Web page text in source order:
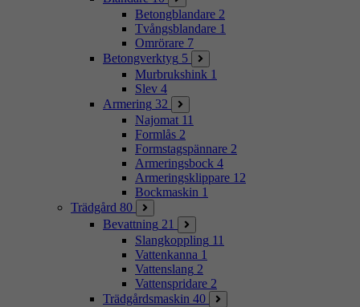
Betongblandare 2
Tvångsblandare 1
Omrörare 7
Betongverktyg 5
Murbrukshink 1
Slev 4
Armering 32
Najomat 11
Formlås 2
Formstagspännare 2
Armeringsbock 4
Armeringsklippare 12
Bockmaskin 1
Trädgård 80
Bevattning 21
Slangkoppling 11
Vattenkanna 1
Vattenslang 2
Vattenspridare 2
Trädgårdsmaskin 40